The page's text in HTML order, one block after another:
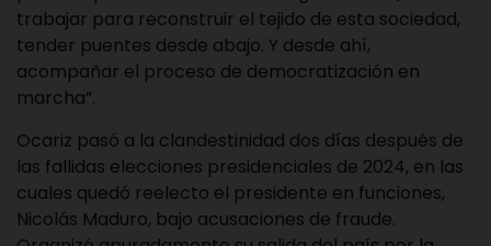
trabajar para reconstruir el tejido de esta sociedad,
tender puentes desde abajo. Y desde ahí,
acompañar el proceso de democratización en
marcha”.
Ocariz pasó a la clandestinidad dos días después de
las fallidas elecciones presidenciales de 2024, en las
cuales quedó reelecto el presidente en funciones,
Nicolás Maduro, bajo acusaciones de fraude.